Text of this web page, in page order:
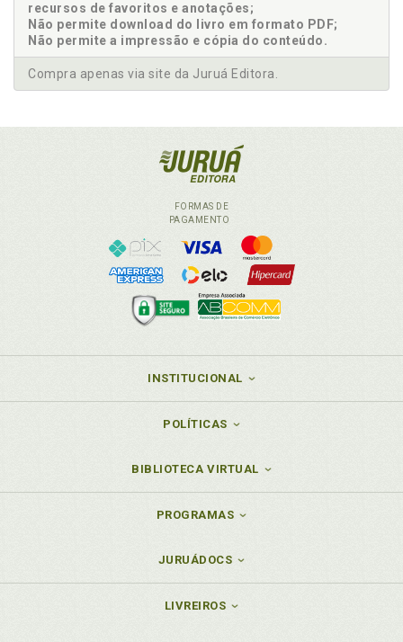
recursos de favoritos e anotações;
Não permite download do livro em formato PDF;
Não permite a impressão e cópia do conteúdo.
Compra apenas via site da Juruá Editora.
FORMAS DE
PAGAMENTO
INSTITUCIONAL
POLÍTICAS
BIBLIOTECA VIRTUAL
PROGRAMAS
JURUÁDOCS
LIVREIROS